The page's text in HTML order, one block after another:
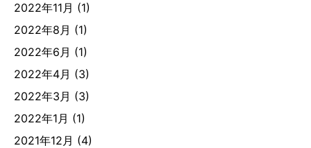
2022年11月 (1)
2022年8月 (1)
2022年6月 (1)
2022年4月 (3)
2022年3月 (3)
2022年1月 (1)
2021年12月 (4)